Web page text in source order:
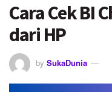
Cara Cek BI
dari HP
by SukaDunia